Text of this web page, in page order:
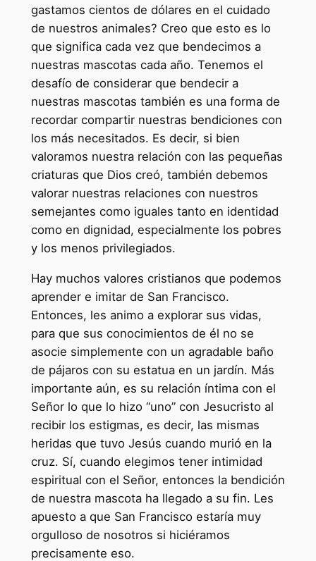
gastamos cientos de dólares en el cuidado
de nuestros animales? Creo que esto es lo
que significa cada vez que bendecimos a
nuestras mascotas cada año. Tenemos el
desafío de considerar que bendecir a
nuestras mascotas también es una forma de
recordar compartir nuestras bendiciones con
los más necesitados. Es decir, si bien
valoramos nuestra relación con las pequeñas
criaturas que Dios creó, también debemos
valorar nuestras relaciones con nuestros
semejantes como iguales tanto en identidad
como en dignidad, especialmente los pobres
y los menos privilegiados.
Hay muchos valores cristianos que podemos
aprender e imitar de San Francisco.
Entonces, les animo a explorar sus vidas,
para que sus conocimientos de él no se
asocie simplemente con un agradable baño
de pájaros con su estatua en un jardín. Más
importante aún, es su relación íntima con el
Señor lo que lo hizo “uno” con Jesucristo al
recibir los estigmas, es decir, las mismas
heridas que tuvo Jesús cuando murió en la
cruz. Sí, cuando elegimos tener intimidad
espiritual con el Señor, entonces la bendición
de nuestra mascota ha llegado a su fin. Les
apuesto a que San Francisco estaría muy
orgulloso de nosotros si hiciéramos
precisamente eso.